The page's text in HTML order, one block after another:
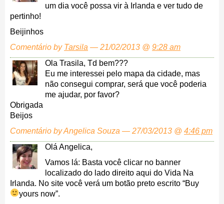
um dia você possa vir à Irlanda e ver tudo de
pertinho!
Beijinhos
Comentário by Tarsila — 21/02/2013 @ 9:28 am
Ola Trasila, Td bem???
Eu me interessei pelo mapa da cidade, mas
não consegui comprar, será que você poderia
me ajudar, por favor?
Obrigada
Beijos
Comentário by Angelica Souza — 27/03/2013 @ 4:46 pm
Olá Angelica,
Vamos lá: Basta você clicar no banner
localizado do lado direito aqui do Vida Na
Irlanda. No site você verá um botão preto escrito “Buy
yours now”.